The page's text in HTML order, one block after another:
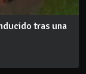
tras una